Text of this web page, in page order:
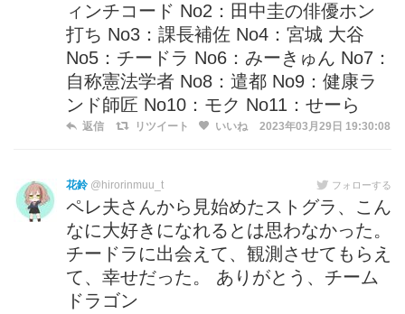
ィンチコード No2：田中圭の俳優ホン
打ち No3：課長補佐 No4：宮城 大谷
No5：チードラ No6：みーきゅん No7：
自称憲法学者 No8：遣都 No9：健康ラ
ンド師匠 No10：モク No11：せーら
返信 リツイート いいね 2023年03月29日 19:30:08
花鈴 @hirorinmuu_t フォローする
ペレ夫さんから見始めたストグラ、こん
なに大好きになれるとは思わなかった。
チードラに出会えて、観測させてもらえ
て、幸せだった。 ありがとう、チーム
ドラゴン